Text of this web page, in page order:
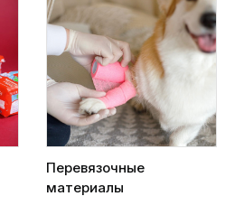
Перевязочные
материалы